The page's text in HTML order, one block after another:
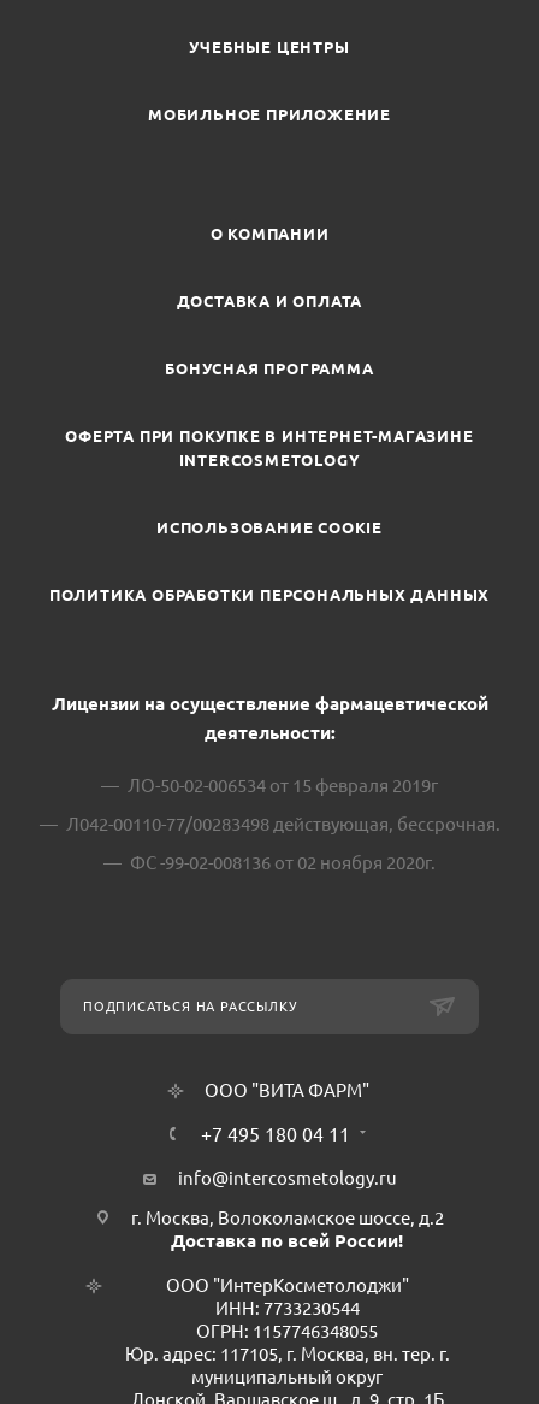
УЧЕБНЫЕ ЦЕНТРЫ
МОБИЛЬНОЕ ПРИЛОЖЕНИЕ
О КОМПАНИИ
ДОСТАВКА И ОПЛАТА
БОНУСНАЯ ПРОГРАММА
ОФЕРТА ПРИ ПОКУПКЕ В ИНТЕРНЕТ-МАГАЗИНЕ
INTERCOSMETOLOGY
ИСПОЛЬЗОВАНИЕ COOKIE
ПОЛИТИКА ОБРАБОТКИ ПЕРСОНАЛЬНЫХ ДАННЫХ
Лицензии на осуществление фармацевтической
деятельности:
ЛО-50-02-006534 от 15 февраля 2019г
Л042-00110-77/00283498 действующая, бессрочная.
ФС -99-02-008136 от 02 ноября 2020г.
ПОДПИСАТЬСЯ НА РАССЫЛКУ
ООО "ВИТА ФАРМ"
+7 495 180 04 11
info@intercosmetology.ru
г. Москва, Волоколамское шоссе, д.2
Доставка по всей России!
ООО "ИнтерКосметолоджи"
ИНН: 7733230544
ОГРН: 1157746348055
Юр. адрес: 117105, г. Москва, вн. тер. г.
муниципальный округ
Донской, Варшавское ш., д. 9, стр. 1Б